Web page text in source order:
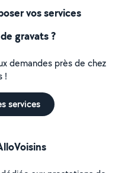
vos services
gravats ?
demandes près de chez
!
services